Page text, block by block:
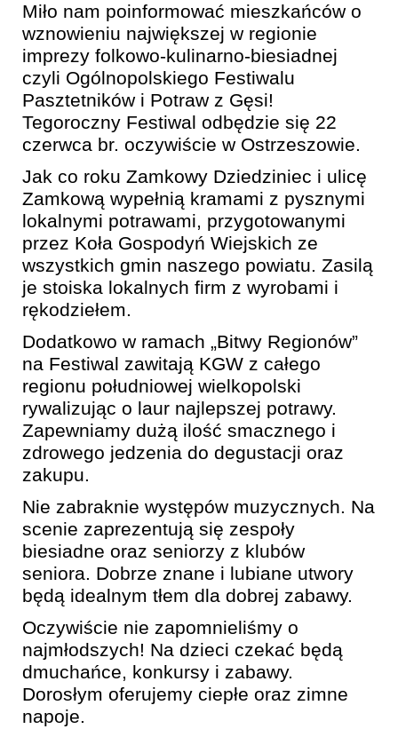
Miło nam poinformować mieszkańców o
wznowieniu największej w regionie
imprezy folkowo-kulinarno-biesiadnej
czyli Ogólnopolskiego Festiwalu
Pasztetników i Potraw z Gęsi!
Tegoroczny Festiwal odbędzie się 22
czerwca br. oczywiście w Ostrzeszowie.
Jak co roku Zamkowy Dziedziniec i ulicę
Zamkową wypełnią kramami z pysznymi
lokalnymi potrawami, przygotowanymi
przez Koła Gospodyń Wiejskich ze
wszystkich gmin naszego powiatu. Zasilą
je stoiska lokalnych firm z wyrobami i
rękodziełem.
Dodatkowo w ramach „Bitwy Regionów”
na Festiwal zawitają KGW z całego
regionu południowej wielkopolski
rywalizując o laur najlepszej potrawy.
Zapewniamy dużą ilość smacznego i
zdrowego jedzenia do degustacji oraz
zakupu.
Nie zabraknie występów muzycznych. Na
scenie zaprezentują się zespoły
biesiadne oraz seniorzy z klubów
seniora. Dobrze znane i lubiane utwory
będą idealnym tłem dla dobrej zabawy.
Oczywiście nie zapomnieliśmy o
najmłodszych! Na dzieci czekać będą
dmuchańce, konkursy i zabawy.
Dorosłym oferujemy ciepłe oraz zimne
napoje.